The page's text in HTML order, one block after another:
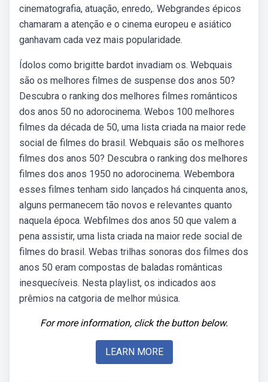
cinematografia, atuação, enredo,. Webgrandes épicos
chamaram a atenção e o cinema europeu e asiático
ganhavam cada vez mais popularidade.
Ídolos como brigitte bardot invadiam os. Webquais
são os melhores filmes de suspense dos anos 50?
Descubra o ranking dos melhores filmes românticos
dos anos 50 no adorocinema. Webos 100 melhores
filmes da década de 50, uma lista criada na maior rede
social de filmes do brasil. Webquais são os melhores
filmes dos anos 50? Descubra o ranking dos melhores
filmes dos anos 1950 no adorocinema. Webembora
esses filmes tenham sido lançados há cinquenta anos,
alguns permanecem tão novos e relevantes quanto
naquela época. Webfilmes dos anos 50 que valem a
pena assistir, uma lista criada na maior rede social de
filmes do brasil. Webas trilhas sonoras dos filmes dos
anos 50 eram compostas de baladas românticas
inesquecíveis. Nesta playlist, os indicados aos
prêmios na catgoria de melhor música.
For more information, click the button below.
LEARN MORE